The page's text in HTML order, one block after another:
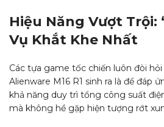
Hiệu Năng Vượt Trội:
Vụ Khắt Khe Nhất
Các tựa game tốc chiến luôn đòi
Alienware M16 R1 sinh ra là để đáp
khả năng duy trì tổng công suất
mà không hề gặp hiện tượng rớt